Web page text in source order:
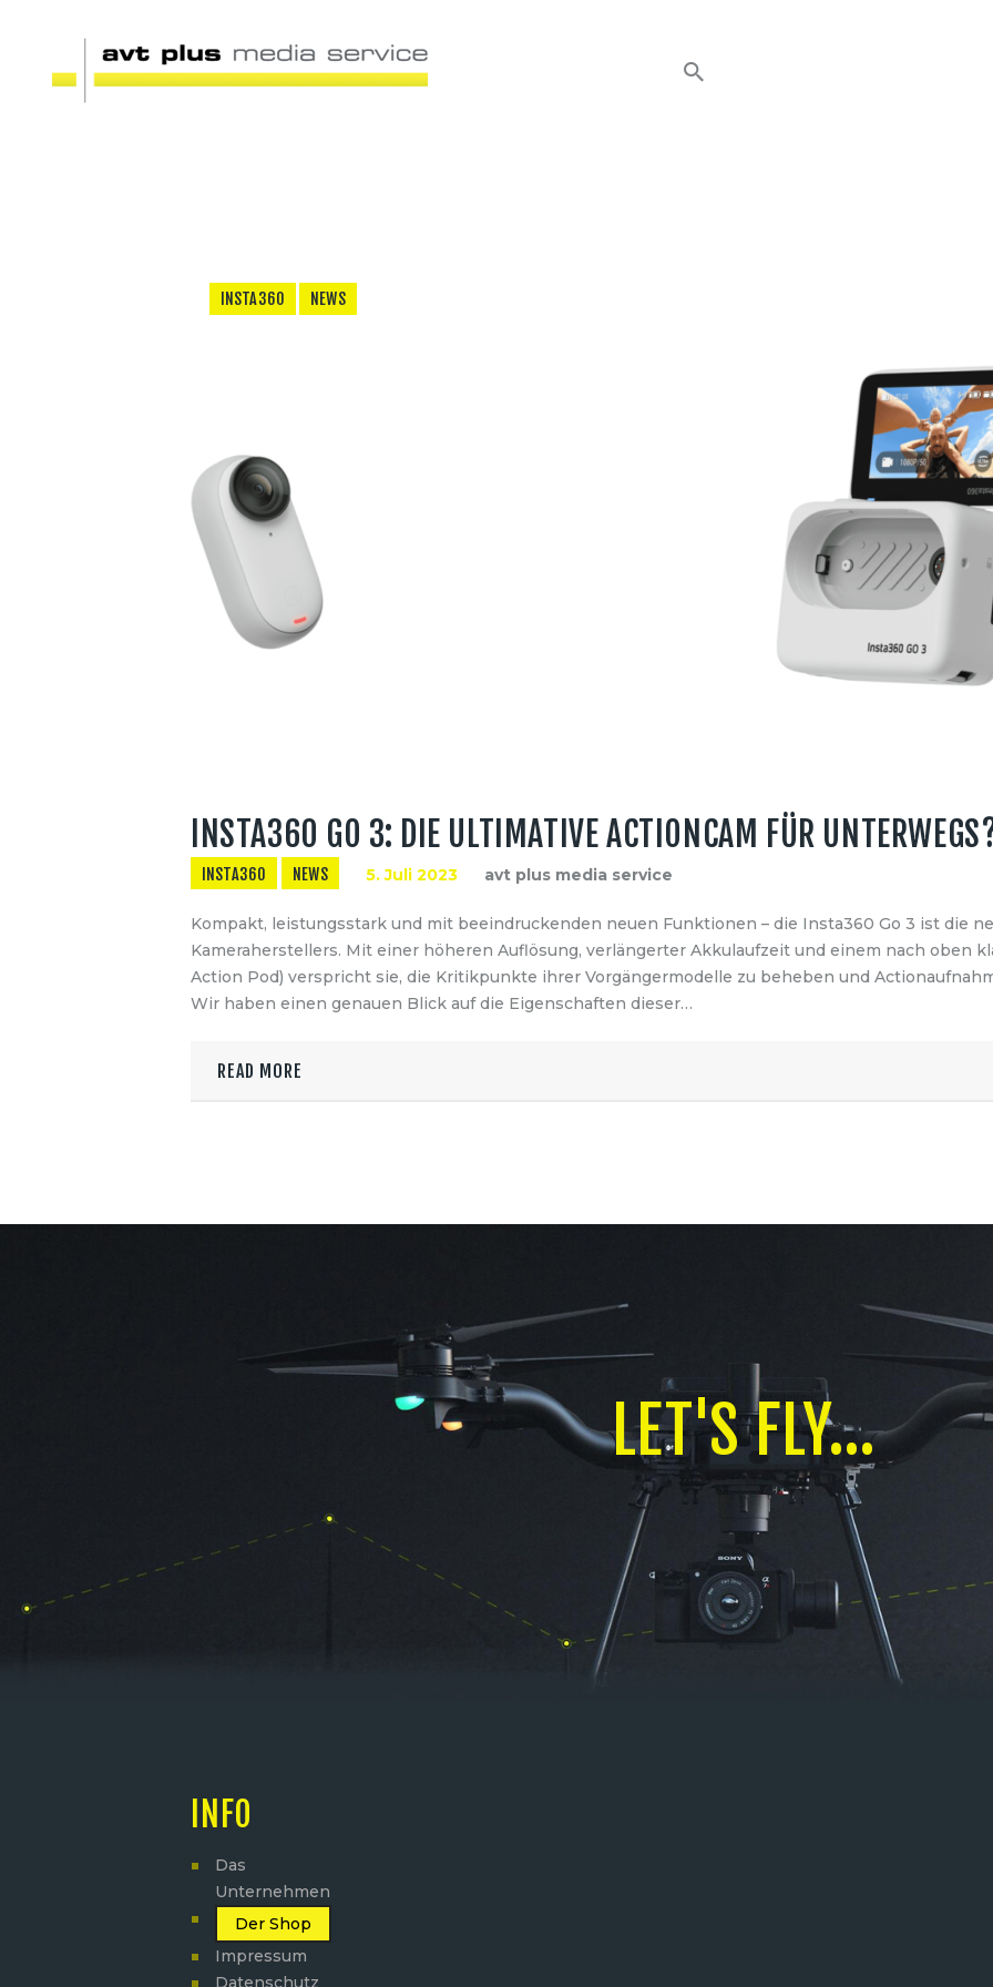
INSTA360 NEWS
INSTA360 GO 3: DIE ULTIMATIVE ACTIONCAM FÜR
INSTA360 NEWS 5. Juli 2023 avt plus media service
Kompakt, leistungsstark und mit beeindruckenden neuen Funktionen – die Insta360 Go 3 ist die
Kameraherstellers. Mit einer höheren Auflösung, verlängerter Akkulaufzeit und einem nach oben
Action Pod) verspricht sie, die Kritikpunkte ihrer Vorgängermodelle zu beheben und
Wir haben einen genauen Blick auf die Eigenschaften dieser…
READ MORE
LET'S FLY...
INFO
Das
Unternehmen
Der Shop
Impressum
Datenschutz